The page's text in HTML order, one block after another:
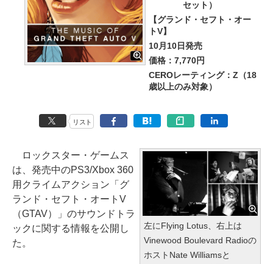
セット）
【グランド・セフト・オー
トV】
10月10日発売
価格：7,770円
CEROレーティング：Z（18
歳以上のみ対象）
リスト
左にFlying Lotus、右上は
Vinewood Boulevard Radioの
ホストNate Williamsと
ロックスター・ゲームス
は、発売中のPS3/Xbox 360
用クライムアクション「グ
ランド・セフト・オートV
（GTAV）」のサウンドトラ
ックに関する情報を公開し
た。